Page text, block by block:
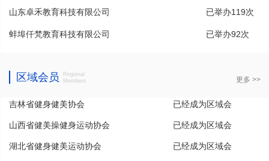
山东卓禾教育科技有限公司 已举办119次
蚌埠仟梵教育科技有限公司 已举办92次
区域会员
Regional
Members
更多 >>
吉林省健身健美协会 已经成为区域会
员
山西省健美操健身运动协会 已经成为区域会
员
湖北省健身健美运动协会 已经成为区域会